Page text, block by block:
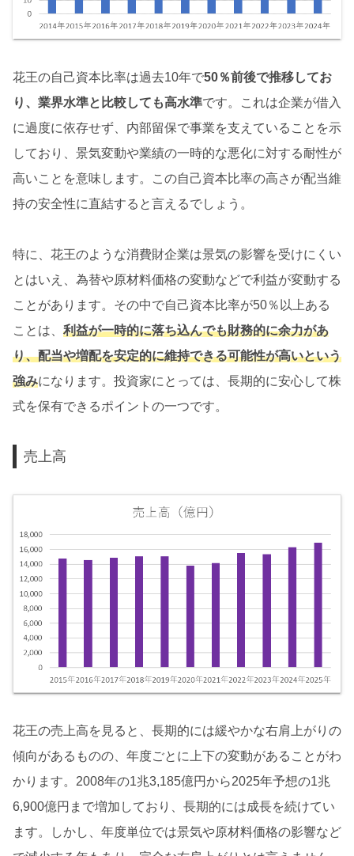
花王の自己資本比率は過去10年で50％前後で推移してお
り、業界水準と比較しても高水準です。これは企業が借入
に過度に依存せず、内部留保で事業を支えていることを示
しており、景気変動や業績の一時的な悪化に対する耐性が
高いことを意味します。この自己資本比率の高さが配当維
持の安全性に直結すると言えるでしょう。
特に、花王のような消費財企業は景気の影響を受けにくい
とはいえ、為替や原材料価格の変動などで利益が変動する
ことがあります。その中で自己資本比率が50％以上ある
ことは、 利益が一時的に落ち込んでも財務的に余力があ
り、配当や増配を安定的に維持できる可能性が高いという
強みになります。投資家にとっては、長期的に安心して株
式を保有できるポイントの一つです。
売上高
花王の売上高を見ると、長期的には緩やかな右肩上がりの
傾向があるものの、年度ごとに上下の変動があることがわ
かります。2008年の1兆3,185億円から2025年予想の1兆
6,900億円まで増加しており、長期的には成長を続けてい
ます。しかし、年度単位では景気や原材料価格の影響など